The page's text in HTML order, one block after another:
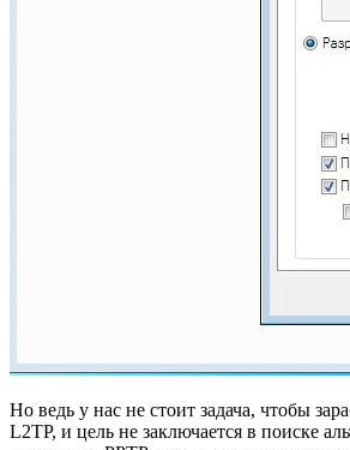
Но ведь у нас не стоит задача, чтобы
L2TP, и цель не заключается в поиске